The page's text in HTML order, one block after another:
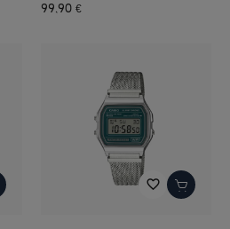
99,90 €
favorite_border